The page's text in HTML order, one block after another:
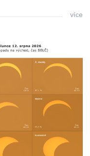
více